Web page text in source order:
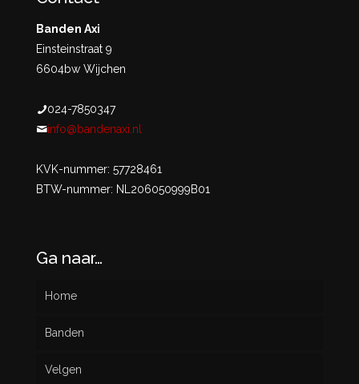
Banden Axi
Einsteinstraat 9
6604bw Wijchen
024-7850347
info@bandenaxi.nl
KVK-nummer: 57728461
BTW-nummer: NL206050999B01
Ga naar…
Home
Banden
Nieuw
Velgen